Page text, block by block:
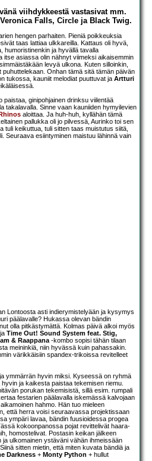
viihdykkeestä vastasivat mm.
Falls, Circle ja Black Twig.
hengen parhaiten. Pieniä poikkeuksia
taas lattiaa ulkkareilla. Kattaus oli hyvä,
humoristinenkin ja hyvällä tavalla
itse asiassa olin nähnyt viimeksi aikaisemmin
levyä ulkona. Kuten silloinkin,
Onhan tämä sitä tämän päivän
tukossa, kauniit melodiat puuttuvat ja Artturi
paistaa, ginipohjainen drinksu viilentää
takalavalla. Sinne vaan kauniiden hymyilevien
aloittaa. Ja huh-huh, kyllähän tämä
pallukka oli jo pilvessä, Aurinko toi sen
tuli keikuttua, tuli sitten taas muistutus siitä,
Seuraava esiintyminen maistuu lähinnä vain
Lontoosta asti indierymistelyään ja kysymys
päälavalle? Hukassa olevan bändin
olla pitkästymättä. Kolmas päivä alkoi myös
Time Out! Sound System feat. Stig,
& Raappana-kombo sopisi tähän tilaan
meininkiä, niin hyvässä kuin pahassakin.
värikkäisiin spandex-trikoissa revitelleet
ymmärrän hyvin miksi. Kyseessä on ryhmä
ja kaikesta paistaa tekemisen riemu.
porukan tekemisistä, sillä esim. rumpali
festarien päälavalla iskemässä kalvojaan
hahmo. Hän tuo mieleen
että herra voisi seuraavassa projektissaan
ympäri lavaa, bändin fuusioidessa progea
kokoonpanossa pojat revittelivät haara-
homostelivat. Postasin keikan jälkeen
ulkomainen ystäväni vähän ihmeissään
sitten mietin, että miten kuvata bändiä ja
Darkness + Monty Python + hullut